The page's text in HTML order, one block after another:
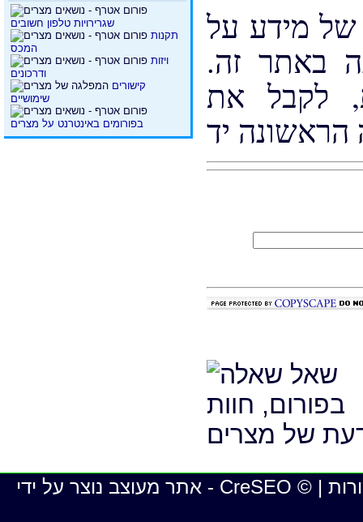
שגרירויות טלפון חשובים
תקנות
המכס
ויזות
ודרכונים
קישורים
שימושיים
בפורומים באינטרנט על מצרים
מידע על
באתר זה.
לקבל את